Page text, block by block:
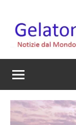
contenuto
Gelato
News
mondo
del
gelato
artigianale